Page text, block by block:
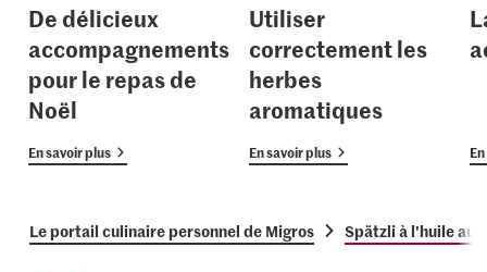
De délicieux
accompagnements
pour le repas de
Noël
En savoir plus
Utiliser
correctement les
herbes
aromatiques
En savoir plus
Le portail culinaire personnel de Migros Spätzli à l'huile